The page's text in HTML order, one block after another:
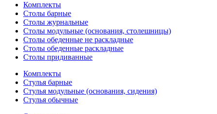
Комплекты
Столы барные
Столы журнальные
Столы модульные (основания, столешницы)
Столы обеденные не раскладные
Столы обеденные раскладные
Столы придиванные
Комплекты
Стулья барные
Стулья модульные (основания, сидения)
Стулья обычные